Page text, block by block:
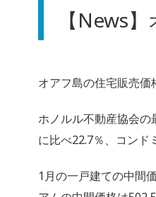
【News
オアフ島の住宅販売価
ホノルル不動産協会
に比べ22.7％、コンド
1月の一戸建ての中間